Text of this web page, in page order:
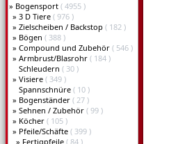
» Bogensport ( 4955 )
» 3 D Tiere ( 976 )
» Zielscheiben / Backstop ( 182 )
» Bögen ( 388 )
» Compound und Zubehör ( 546 )
» Armbrust/Blasrohr ( 184 )
Schleudern ( 30 )
» Visiere ( 349 )
Spannschnüre ( 10 )
» Bogenständer ( 27 )
» Sehnen / Zubehör ( 99 )
» Köcher ( 105 )
» Pfeile/Schäfte ( 399 )
» Fertigpfeile ( 84 )